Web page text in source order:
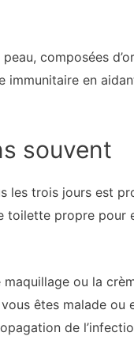
composées
immunitaire en
souvent
les trois jours est
toilette propre pour
ou la
êtes malade ou
de